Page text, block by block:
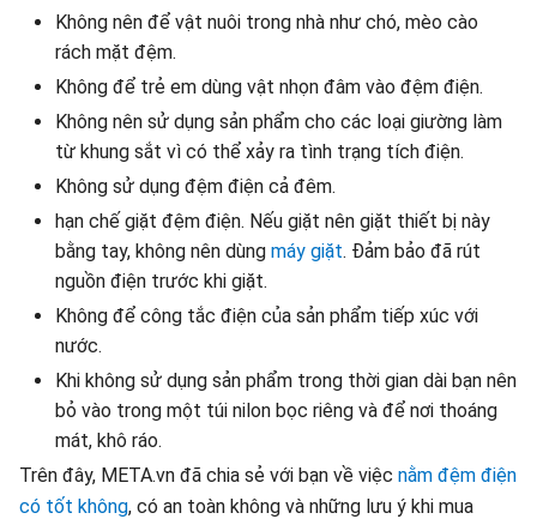
Không nên để vật nuôi trong nhà như chó, mèo cào
rách mặt đệm.
Không để trẻ em dùng vật nhọn đâm vào đệm điện.
Không nên sử dụng sản phẩm cho các loại giường làm
từ khung sắt vì có thể xảy ra tình trạng tích điện.
Không sử dụng đệm điện cả đêm.
hạn chế giặt đệm điện. Nếu giặt nên giặt thiết bị này
bằng tay, không nên dùng máy giặt. Đảm bảo đã rút
nguồn điện trước khi giặt.
Không để công tắc điện của sản phẩm tiếp xúc với
nước.
Khi không sử dụng sản phẩm trong thời gian dài bạn nên
bỏ vào trong một túi nilon bọc riêng và để nơi thoáng
mát, khô ráo.
Trên đây, META.vn đã chia sẻ với bạn về việc nằm đệm điện
có tốt không, có an toàn không và những lưu ý khi mua